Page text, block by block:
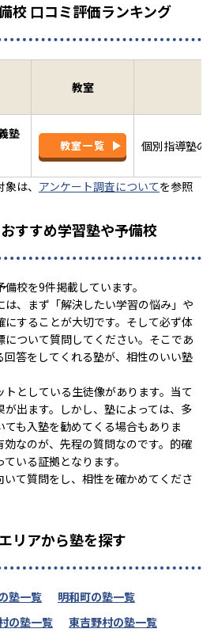
校 口コミ評価ランキング
教室
塾
教室一覧 個別指導塾の
は、 アンケート調査についてを参照
すすめ学習塾や予備校
校を9件掲載しています。
、まず「解決したい学習の悩み」や
にすることが大切です。そして必ず体
ついて質問してください。そこであ
答をしてくれる塾が、相性のいい塾
としている生徒像があります。当て
が出ます。しかし、塾によっては、多
も入塾を勧めてくる場合もありま
なのが、先程の質問なのです。的確
いる証拠となります。
て質問をし、相性を確かめてくださ
リアから塾を探す
塾一覧
明和町の塾一覧
の塾一覧 東吉野村の塾一覧